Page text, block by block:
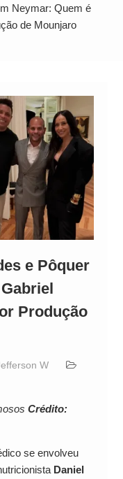
Neymar: Quem é
de Mounjaro
e Pôquer
Produção
W
Crédito:
se envolveu
Daniel